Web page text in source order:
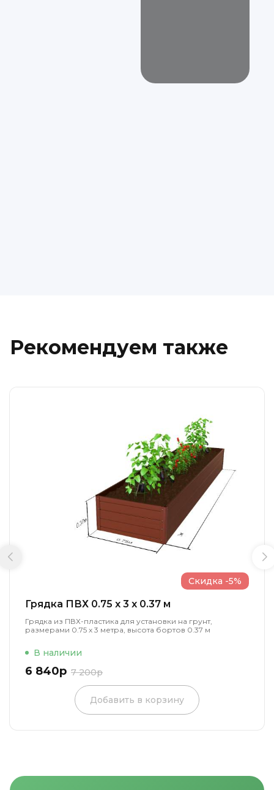
Рекомендуем также
Грядка ПВХ 0.75 x 3 x 0.37 м
Грядка из ПВХ-пластика для установки на грунт,
размерами 0.75 х 3 метра, высота бортов 0.37 м
В наличии
6 840р 7 200р
Скидка -5%
Добавить в корзину